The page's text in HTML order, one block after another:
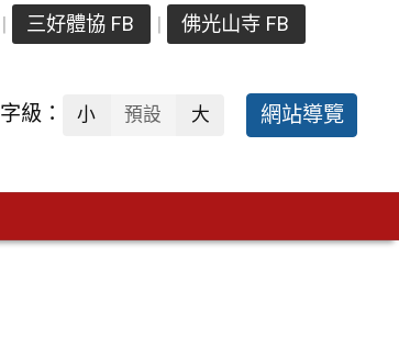
三好體協 FB 佛光山寺 FB
字級： 小 預設 大 網站導覽